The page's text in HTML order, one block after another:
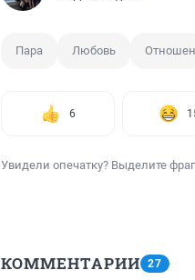
Пара Любовь
6
Увидели опечатку? Выделите
КОММЕНТАРИИ 27